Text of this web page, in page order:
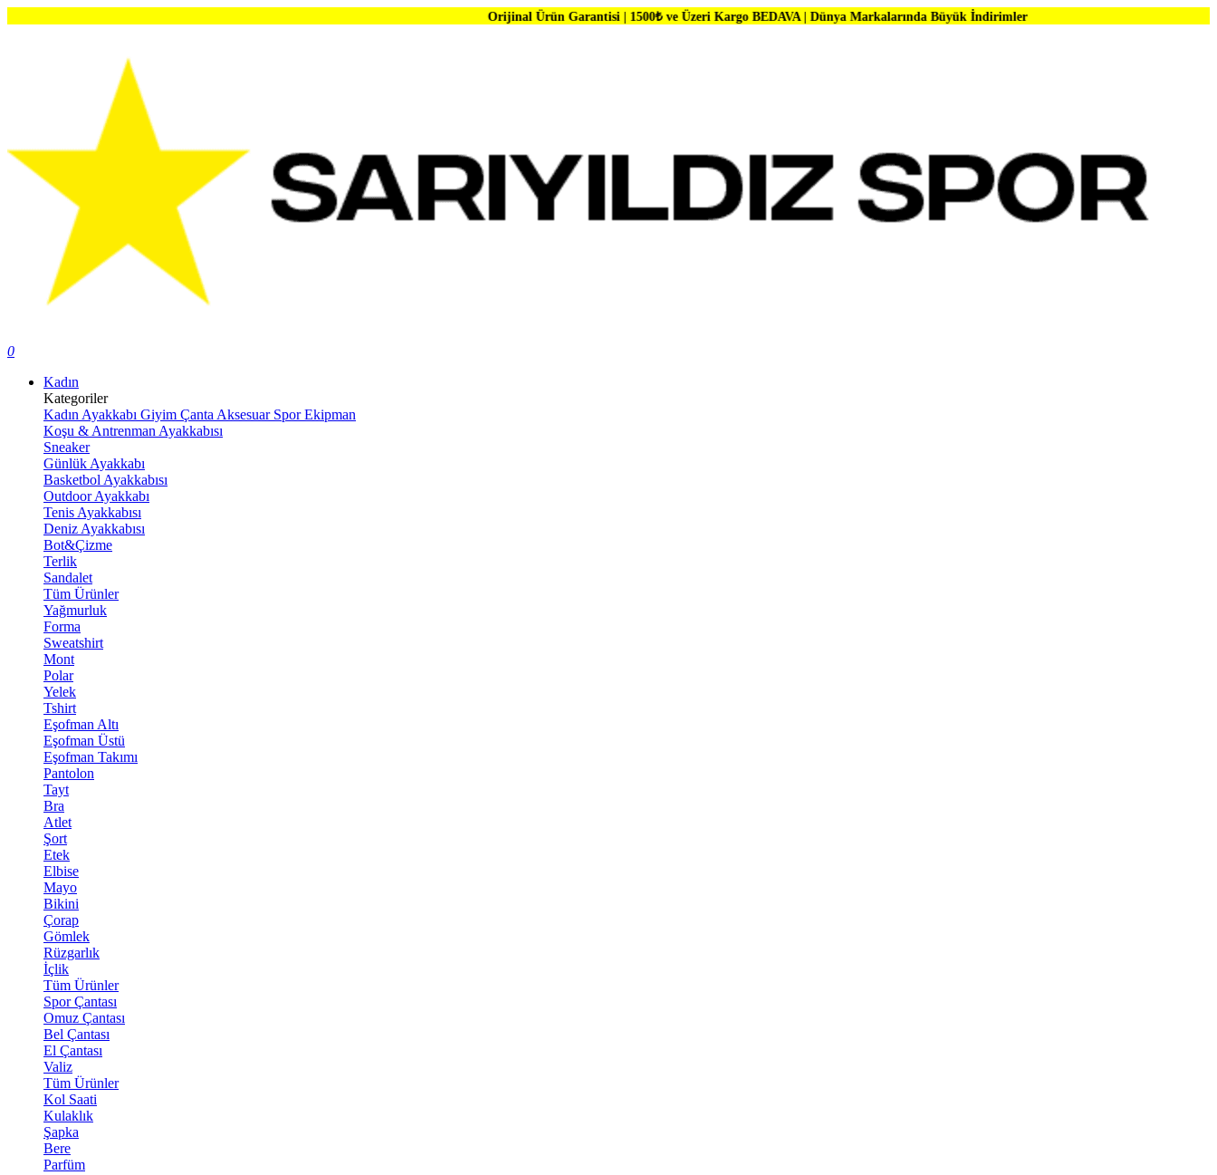
Orijinal Ürün Garantisi | 1500₺ ve Üzeri Kargo BEDAVA | Dünya Markalarında Büyük İndirimler
0
Kadın
Kategoriler
Kadın Ayakkabı Giyim Çanta Aksesuar Spor Ekipman
Koşu & Antrenman Ayakkabısı
Sneaker
Günlük Ayakkabı
Basketbol Ayakkabısı
Outdoor Ayakkabı
Tenis Ayakkabısı
Deniz Ayakkabısı
Bot&Çizme
Terlik
Sandalet
Tüm Ürünler
Yağmurluk
Forma
Sweatshirt
Mont
Polar
Yelek
Tshirt
Eşofman Altı
Eşofman Üstü
Eşofman Takımı
Pantolon
Tayt
Bra
Atlet
Şort
Etek
Elbise
Mayo
Bikini
Çorap
Gömlek
Rüzgarlık
İçlik
Tüm Ürünler
Spor Çantası
Omuz Çantası
Bel Çantası
El Çantası
Valiz
Tüm Ürünler
Kol Saati
Kulaklık
Şapka
Bere
Parfüm